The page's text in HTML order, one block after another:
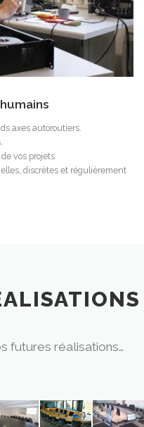
axes autoroutiers.
vos projets
discrètes et régulièrement
futures réalisations…